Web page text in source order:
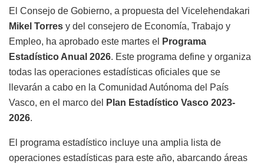
El Consejo de Gobierno, a propuesta del Vicelehendakari
Mikel Torres y del consejero de Economía, Trabajo y
Empleo, ha aprobado este martes el
Programa
Estadístico Anual 2026. Este programa define y organiza
todas las operaciones estadísticas oficiales que se
llevarán a cabo en la Comunidad Autónoma del País
Vasco, en el marco del
Plan Estadístico Vasco 2023-
2026.
El programa estadístico incluye una amplia lista de
operaciones estadísticas para este año, abarcando áreas